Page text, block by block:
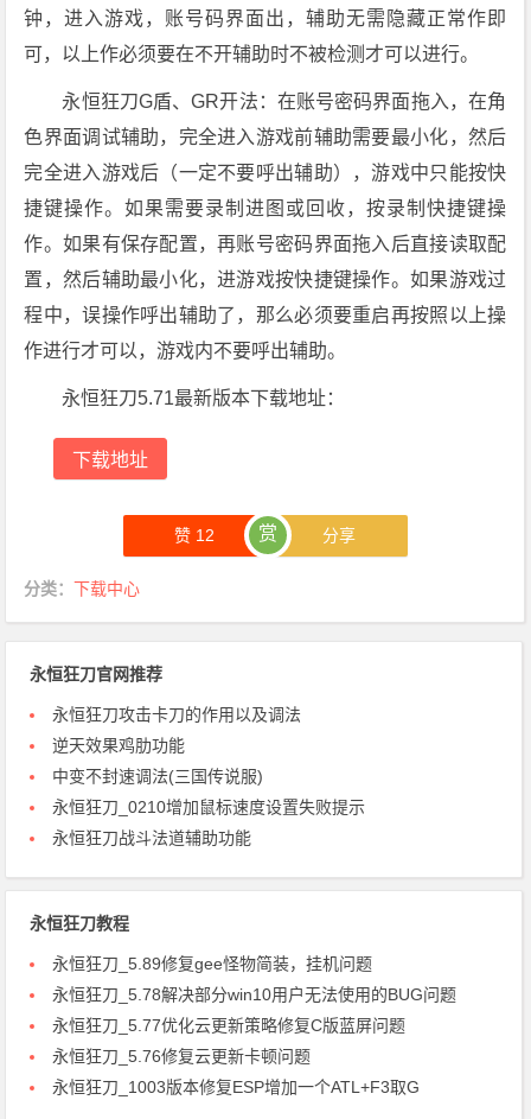
钟，进入游戏，账号码界面出，辅助无需隐藏正常作即
可，以上作必须要在不开辅助时不被检测才可以进行。
永恒狂刀G盾、GR开法：在账号密码界面拖入，在角
色界面调试辅助，完全进入游戏前辅助需要最小化，然后
完全进入游戏后（一定不要呼出辅助），游戏中只能按快
捷键操作。如果需要录制进图或回收，按录制快捷键操
作。如果有保存配置，再账号密码界面拖入后直接读取配
置，然后辅助最小化，进游戏按快捷键操作。如果游戏过
程中，误操作呼出辅助了，那么必须要重启再按照以上操
作进行才可以，游戏内不要呼出辅助。
永恒狂刀5.71最新版本下载地址：
下载地址
赞12 赏 分享
分类：下载中心
永恒狂刀官网推荐
永恒狂刀攻击卡刀的作用以及调法
逆天效果鸡肋功能
中变不封速调法(三国传说服)
永恒狂刀_0210增加鼠标速度设置失败提示
永恒狂刀战斗法道辅助功能
永恒狂刀教程
永恒狂刀_5.89修复gee怪物简装，挂机问题
永恒狂刀_5.78解决部分win10用户无法使用的BUG问题
永恒狂刀_5.77优化云更新策略修复C版蓝屏问题
永恒狂刀_5.76修复云更新卡顿问题
永恒狂刀_1003版本修复ESP增加一个ATL+F3取G